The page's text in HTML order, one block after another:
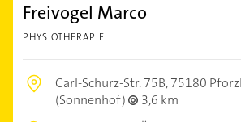
Freivogel Marco
PHYSIOTHERAPIE
Carl-Schurz-Str. 75B,75180
(Sonnenhof)
3,6 km